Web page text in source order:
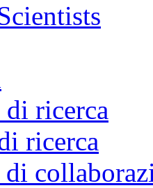
ricerca
ricerca